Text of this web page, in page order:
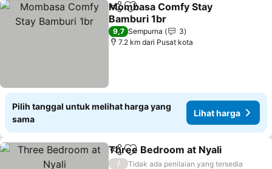
BagikanTambahkan ke favorit
Mombasa Comfy Stay
Bamburi 1br
Lihat harga
9,7 Sempurna
3
7.2 km dari Pusat kota
Pilih tanggal untuk melihat harga yang
sama
Lihat harga
BagikanTambahkan ke favorit
Three Bedroom at Nyali
/
Tidak ada penilaian yang tersedia